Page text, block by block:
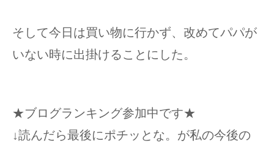
そして今日は買い物に行かず、改めてパパが
いない時に出掛けることにした。
★ブログランキング参加中です★
↓読んだら最後にポチッとな。が私の今後の